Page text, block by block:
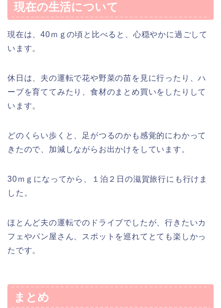
現在の生活について
現在は、40ｍｇの頃と比べると、心穏やかに過ごして
います。
休日は、夫の運転で花や野菜の苗を見に行ったり、ハ
ーブを育ててみたり、食材のまとめ買いをしたりして
います。
どのくらい歩くと、足がつるのかも感覚的にわかって
きたので、加減しながらお出かけをしています。
30ｍｇになってから、１泊２日の滋賀旅行にも行けま
した。
ほとんど夫の運転でのドライブでしたが、行きたいカ
フェやパン屋さん、スポットを巡れてとても楽しかっ
たです。
まとめ